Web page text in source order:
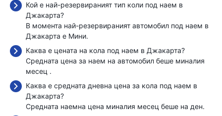
Кой е най-резервираният тип коли под наем в
Джакарта?
В момента най-резервираният автомобил под наем в
Джакарта е Мини.
Каква е цената на кола под наем в Джакарта?
Средната цена за наем на автомобил беше миналия
месец .
Каква е средната дневна цена за кола под наем в
Джакарта?
Средната наемна цена миналия месец беше на ден.